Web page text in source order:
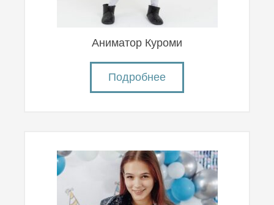
Аниматор Куроми
Подробнее